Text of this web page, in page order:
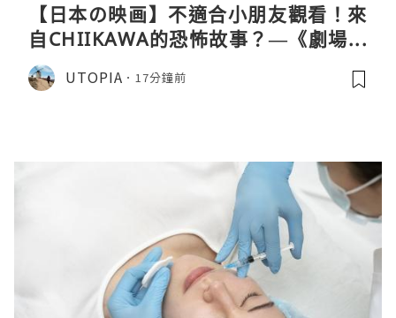
【日本の映画】不適合小朋友觀看！來
自CHIIKAWA的恐怖故事？—《劇場版
CHIIKAWA 人魚島的秘密》
UTOPIA 17分鐘前